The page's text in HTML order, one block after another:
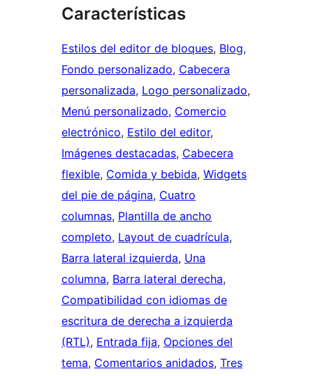
Características
Estilos del editor de bloques, Blog
Fondo personalizado, Cabecera
personalizada, Logo personalizado
Menú personalizado, Comercio
electrónico, Estilo del editor
Imágenes destacadas, Cabecera
flexible, Comida y bebida, Widgets
del pie de página, Cuatro
columnas, Plantilla de ancho
completo, Layout de cuadrícula
Barra lateral izquierda, Una
columna, Barra lateral derecha
Compatibilidad con idiomas de
escritura de derecha a izquierda
(RTL), Entrada fija, Opciones del
tema, Comentarios anidados, Tres